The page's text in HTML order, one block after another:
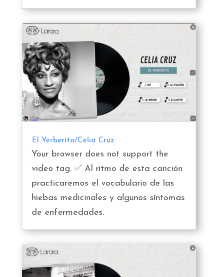
El Yerberito/Celia Cruz
Your browser does not support the
video tag. ✅ Al ritmo de esta canción
practicaremos el vocabulario de las
hiebas medicinales y algunos síntomas
de enfermedades.